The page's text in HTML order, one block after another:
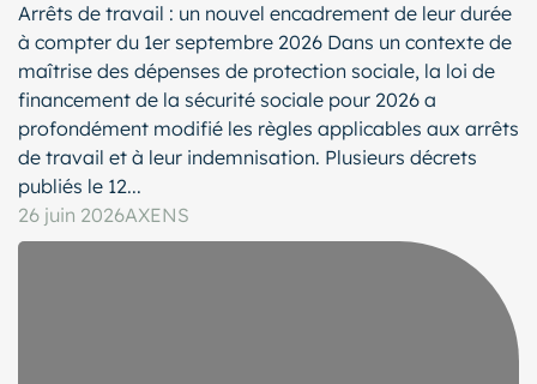
Arrêts de travail : un nouvel encadrement de leur durée
à compter du 1er septembre 2026 Dans un contexte de
maîtrise des dépenses de protection sociale, la loi de
financement de la sécurité sociale pour 2026 a
profondément modifié les règles applicables aux arrêts
de travail et à leur indemnisation. Plusieurs décrets
publiés le 12...
26 juin 2026AXENS